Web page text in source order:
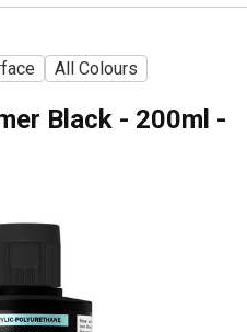
All Colours
Black - 200ml -